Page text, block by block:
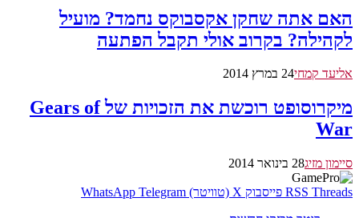
האם אתה שחקן אקסבוקס נחמד? מועיל
לקהילה? בקרוב אולי תקבל הפתעה
אליעד קמחי24 במרץ 2014
מיקרוסופט רוכשת את הזכויות של Gears of
War
סיימון מזיג28 בינואר 2014
RSS Threads פייסבוק X (טוויטר) WhatsApp Telegram